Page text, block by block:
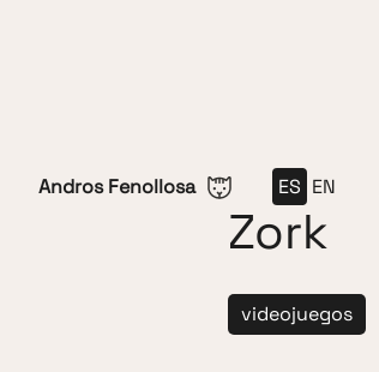
Saltar al contenido
Andros Fenollosa ES EN
Zork
videojuegos